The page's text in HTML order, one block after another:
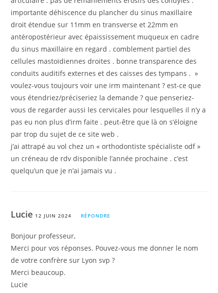
importante déhiscence du plancher du sinus maxillaire
droit étendue sur 11mm en transverse et 22mm en
antéropostérieur avec épaississement muqueux en cadre
du sinus maxillaire en regard . comblement partiel des
cellules mastoïdiennes droites . bonne transparence des
conduits auditifs externes et des caisses des tympans . »
voulez-vous toujours voir une irm maintenant ? est-ce que
vous étendriez/préciseriez la demande ? que penseriez-
vous de regarder aussi les cervicales pour lesquelles il n’y a
pas eu non plus d’irm faite . peut-être que là on s’éloigne
par trop du sujet de ce site web .
j’ai attrapé au vol chez un « orthodontiste spécialiste odf »
un créneau de rdv disponible l’année prochaine . c’est
quelqu’un que je n’ai jamais vu .
Lucie 12 JUIN 2024 RÉPONDRE
Bonjour professeur,
Merci pour vos réponses. Pouvez-vous me donner le nom
de votre confrère sur Lyon svp ?
Merci beaucoup.
Lucie